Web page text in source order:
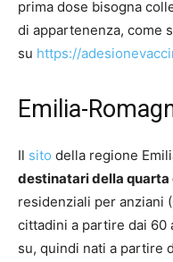
prima dose bisogna
di appartenenza, come
su https://
Emilia-
Il sito della regione
destinatari della quarta
residenziali per anziani
cittadini a partire dai 60
su, quindi nati a partire